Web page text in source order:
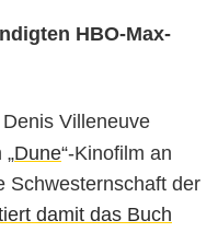
HBO-Max-
Denis Villeneuve
Dune“-Kinofilm an
Schwesternschaft der
damit das Buch